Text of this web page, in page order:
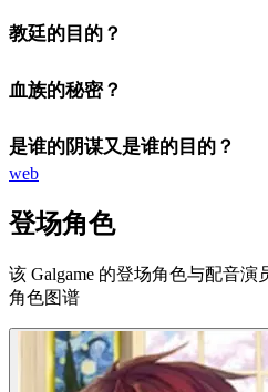
教廷的目的？
血族的秘密？
是谁的阴谋又是谁的目的？
web
登场角色
该 Galgame 的登场角色与配音演
角色图谱